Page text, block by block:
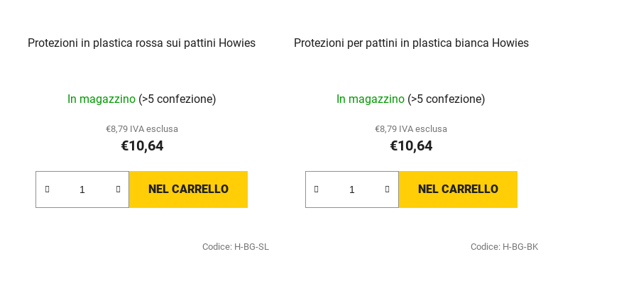
Protezioni in plastica rossa sui pattini Howies
In magazzino (>5 confezione)
€8,79 IVA esclusa
€10,64
NEL CARRELLO
Protezioni per pattini in plastica bianca Howies
In magazzino (>5 confezione)
€8,79 IVA esclusa
€10,64
NEL CARRELLO
Codice: H-BG-SL Codice: H-BG-BK